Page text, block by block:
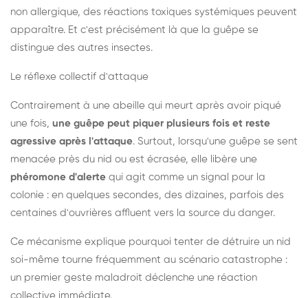
non allergique, des réactions toxiques systémiques peuvent
apparaître. Et c'est précisément là que la guêpe se
distingue des autres insectes.
Le réflexe collectif d'attaque
Contrairement à une abeille qui meurt après avoir piqué
une fois, une guêpe peut piquer plusieurs fois et reste
agressive après l'attaque. Surtout, lorsqu'une guêpe se sent
menacée près du nid ou est écrasée, elle libère une
phéromone d'alerte qui agit comme un signal pour la
colonie : en quelques secondes, des dizaines, parfois des
centaines d'ouvrières affluent vers la source du danger.
Ce mécanisme explique pourquoi tenter de détruire un nid
soi-même tourne fréquemment au scénario catastrophe :
un premier geste maladroit déclenche une réaction
collective immédiate.